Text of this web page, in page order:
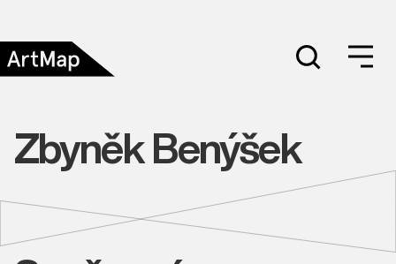
Zbyněk Benýšek